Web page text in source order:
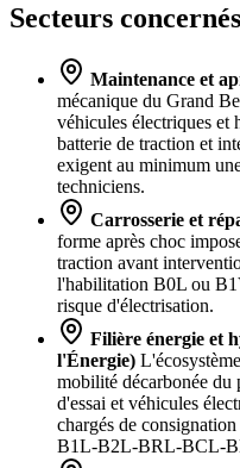
Secteurs
Maintenance et
mécanique du Grand
véhicules électriques et
batterie de traction et
exigent au minimum
techniciens.
Carrosserie et
forme après choc
traction avant
l'habilitation B0L ou
risque d'électrisation.
Filière énergie et
l'Énergie)
mobilité décarbonée du
d'essai et véhicules
chargés de
B1L-B2L-BRL-BCL-